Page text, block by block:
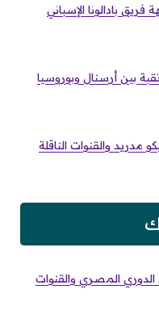
بادالونا الإسباني
بين أرسنال وبوروسيا
مدريد والقنوات الناقلة
المصري والقنوات